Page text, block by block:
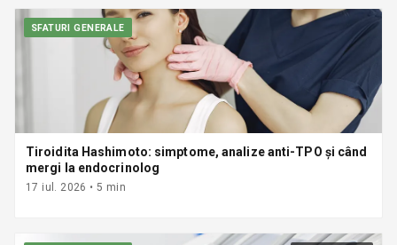
SFATURI GENERALE
Tiroidita Hashimoto: simptome, analize anti-TPO și când
mergi la endocrinolog
17 iul. 2026 •5 min